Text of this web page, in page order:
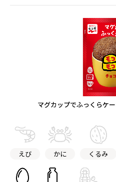
マグカップでふっくらケ
えび かに くるみ